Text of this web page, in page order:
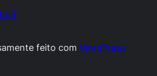
feito comWordPress